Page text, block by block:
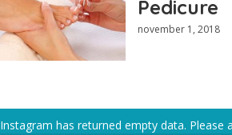
Pedicure
november 1, 2018
Instagram has returned empty data.